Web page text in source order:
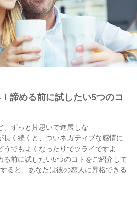
諦める前に試したい5つのコ
、ずっと片思いで進展しな
長く続くと、ついネガティブな感情に
でもよくなったりでツライですよ
る前に試したい5つのコトをご紹介して
ると、あなたは彼の恋人に昇格できる